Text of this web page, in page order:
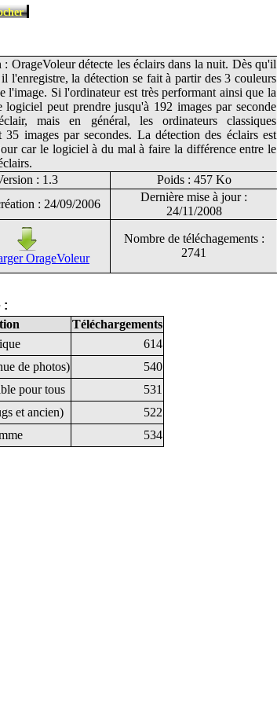
: OrageVoleur détecte les éclairs dans la nuit. Dès qu'il
l'enregistre, la détection se fait à partir des 3 couleurs
l'image. Si l'ordinateur est très performant ainsi que la
logiciel peut prendre jusqu'à 192 images par seconde
mais en général, les ordinateurs classiques
35 images par secondes. La détection des éclairs est
car le logiciel à du mal à faire la différence entre le
: 1.3
Poids : 457 Ko
: 24/09/2006
Dernière mise à jour :
24/11/2008
OrageVoleur
Nombre de téléchagements :
2741
:
Téléchargements
614
de photos)
540
pour tous
531
et ancien)
522
534